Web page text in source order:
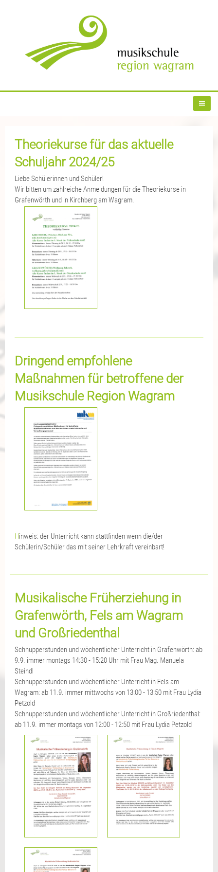
Theoriekurse für das aktuelle
Schuljahr 2024/25
Liebe Schülerinnen und Schüler!
Wir bitten um zahlreiche Anmeldungen für die Theoriekurse in
Grafenwörth und in Kirchberg am Wagram.
Dringend empfohlene
Maßnahmen für betroffene der
Musikschule Region Wagram
Hinweis: der Unterricht kann stattfinden wenn die/der
Schülerin/Schüler das mit seiner Lehrkraft vereinbart!
Musikalische Früherziehung in
Grafenwörth, Fels am Wagram
und Großriedenthal
Schnupperstunden und wöchentlicher Unterricht in Grafenwörth: ab
9.9. immer montags 14:30 - 15:20 Uhr mit Frau Mag. Manuela
Steindl
Schnupperstunden und wöchentlicher Unterricht in Fels am
Wagram: ab 11.9. immer mittwochs von 13:00 - 13:50 mit Frau Lydia
Petzold
Schnupperstunden und wöchentlicher Unterricht in Großriedenthal:
ab 11.9. immer montags von 12:00 - 12:50 mit Frau Lydia Petzold